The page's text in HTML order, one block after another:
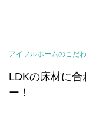
アイフルホームのこだ
LDKの床材に合
ー！